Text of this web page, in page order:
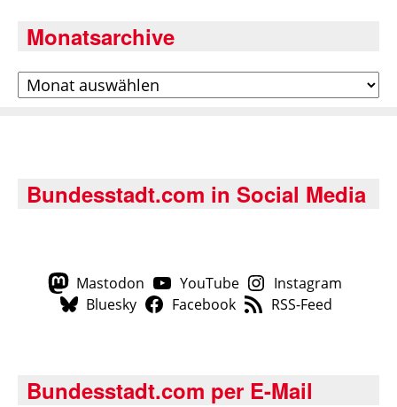
Monatsarchive
Archiv
Bundesstadt.com in Social Media
Mastodon YouTube
Instagram
Bluesky
Facebook RSS-Feed
Bundesstadt.com per E-Mail